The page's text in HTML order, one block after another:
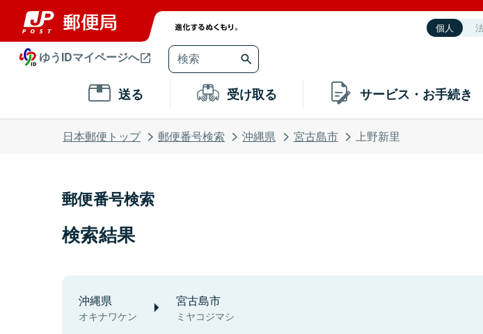
個人
ゆうIDマイページへ
送る 受け取る サービス・お手続き
日本郵便トップ 郵便番号検索 沖縄県 宮古島市 上野新里
郵便番号検索
検索結果
沖縄県
オキナワケン
宮古島市
ミヤコジマシ